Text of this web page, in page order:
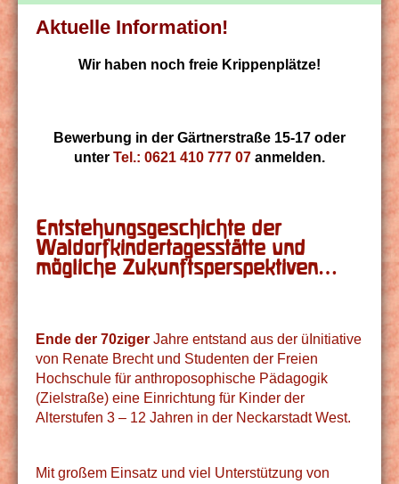
Aktuelle Information!
Wir haben noch freie Krippenplätze!
Bewerbung in der Gärtnerstraße 15-17 oder
unter Tel.: 0621 410 777 07 anmelden.
Entstehungsgeschichte der
Waldorfkindertagesstätte und
mögliche Zukunftsperspektiven…
Ende der 70ziger Jahre entstand aus der üInitiative
von Renate Brecht und Studenten der Freien
Hochschule für anthroposophische Pädagogik
(Zielstraße) eine Einrichtung für Kinder der
Alterstufen 3 – 12 Jahren in der Neckarstadt West.
Mit großem Einsatz und viel Unterstützung von